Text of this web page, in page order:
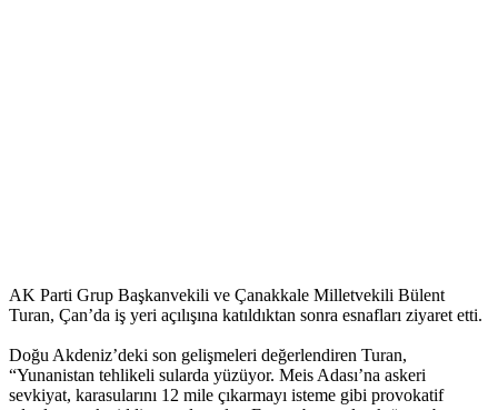
AK Parti Grup Başkanvekili ve Çanakkale Milletvekili Bülent
Turan, Çan’da iş yeri açılışına katıldıktan sonra esnafları ziyaret etti.
Doğu Akdeniz’deki son gelişmeleri değerlendiren Turan,
“Yunanistan tehlikeli sularda yüzüyor. Meis Adası’na askeri
sevkiyat, karasularını 12 mile çıkarmayı isteme gibi provokatif